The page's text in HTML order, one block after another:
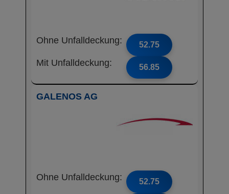
Ohne Unfalldeckung: 52.75
Mit Unfalldeckung: 56.85
GALENOS AG
Ohne Unfalldeckung: 52.75